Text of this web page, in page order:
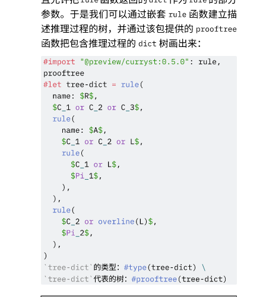
参数。 于是我们可以通过嵌套 rule 函数建立描
述推理过程的树， 并通过该包提供的 prooftree
函数把包含推理过程的 dict 树画出来：
#import "@preview/curryst:0.5.0": rule,
prooftree
#let tree-dict = rule (
name : $R$ ,
$C 1 or C 2 or C _3$ ,
rule(
name : $A$,
$C _1 or C 2 or L$ ,
rule (
$C 1 or L$,
$Pi _1$ ,
) ,
) ,
rule(
$C _2 or overline (L) $ ,
$Pi 2$,
) ,
)
` tree-dict` 的类型： #type(tree-dict)
\
` tree-dict` 代表的树： #prooftree (tree-dict)